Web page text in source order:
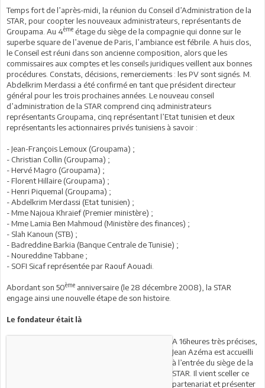
Temps fort de l’après-midi, la réunion du Conseil d’Administration de la
STAR, pour coopter les nouveaux administrateurs, représentants de
Groupama. Au 4ème étage du siège de la compagnie qui donne sur le
superbe square de l’avenue de Paris, l’ambiance est fébrile. A huis clos,
le Conseil est réuni dans son ancienne composition, alors que les
commissaires aux comptes et les conseils juridiques veillent aux bonnes
procédures. Constats, décisions, remerciements : les PV sont signés. M.
Abdelkrim Merdassi a été confirmé en tant que président directeur
général pour les trois prochaines années. Le nouveau conseil
d’administration de la STAR comprend cinq administrateurs
représentants Groupama, cinq représentant l’Etat tunisien et deux
représentants les actionnaires privés tunisiens à savoir :
- Jean-François Lemoux (Groupama) ;
- Christian Collin (Groupama) ;
- Hervé Magro (Groupama) ;
- Florent Hillaire (Groupama) ;
- Henri Piquemal (Groupama) ;
- Abdelkrim Merdassi (Etat tunisien) ;
- Mme Najoua Khraief (Premier ministère) ;
- Mme Lamia Ben Mahmoud (Ministère des finances) ;
- Slah Kanoun (STB) ;
- Badreddine Barkia (Banque Centrale de Tunisie) ;
- Noureddine Tabbane ;
- SOFI Sicaf représentée par Raouf Aouadi.
Abordant son 50ème anniversaire (le 28 décembre 2008), la STAR
engage ainsi une nouvelle étape de son histoire.
Le fondateur était là
A 16heures très précises,
Jean Azéma est accueilli
à l’entrée du siège de la
STAR. Il vient sceller ce
partenariat et présenter